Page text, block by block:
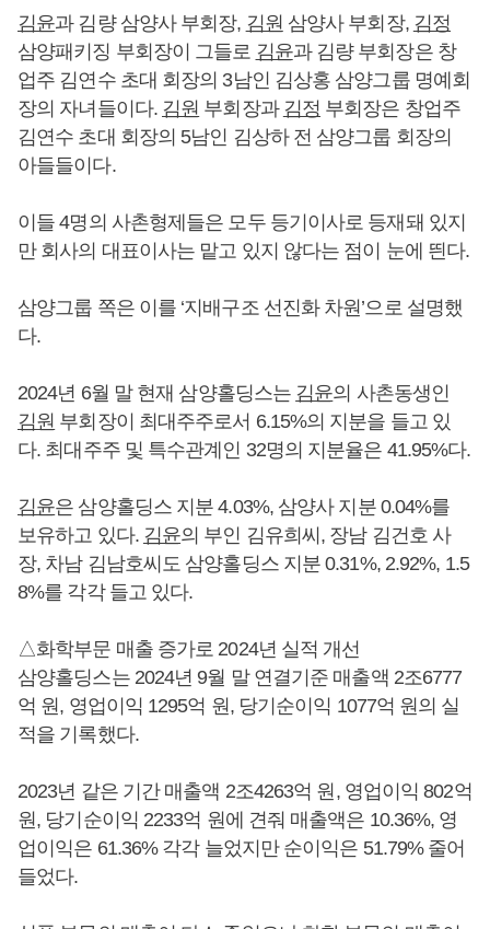
김윤과 김량 삼양사 부회장, 김원 삼양사 부회장, 김정
삼양패키징 부회장이 그들로 김윤과 김량 부회장은 창
업주 김연수 초대 회장의 3남인 김상홍 삼양그룹 명예회
장의 자녀들이다. 김원 부회장과 김정 부회장은 창업주
김연수 초대 회장의 5남인 김상하 전 삼양그룹 회장의
아들들이다.
이들 4명의 사촌형제들은 모두 등기이사로 등재돼 있지
만 회사의 대표이사는 맡고 있지 않다는 점이 눈에 띈다.
삼양그룹 쪽은 이를 ‘지배구조 선진화 차원’으로 설명했
다.
2024년 6월 말 현재 삼양홀딩스는 김윤의 사촌동생인
김원 부회장이 최대주주로서 6.15%의 지분을 들고 있
다. 최대주주 및 특수관계인 32명의 지분율은 41.95%다.
김윤은 삼양홀딩스 지분 4.03%, 삼양사 지분 0.04%를
보유하고 있다. 김윤의 부인 김유희씨, 장남 김건호 사
장, 차남 김남호씨도 삼양홀딩스 지분 0.31%, 2.92%, 1.5
8%를 각각 들고 있다.
△화학부문 매출 증가로 2024년 실적 개선
삼양홀딩스는 2024년 9월 말 연결기준 매출액 2조6777
억 원, 영업이익 1295억 원, 당기순이익 1077억 원의 실
적을 기록했다.
2023년 같은 기간 매출액 2조4263억 원, 영업이익 802억
원, 당기순이익 2233억 원에 견줘 매출액은 10.36%, 영
업이익은 61.36% 각각 늘었지만 순이익은 51.79% 줄어
들었다.